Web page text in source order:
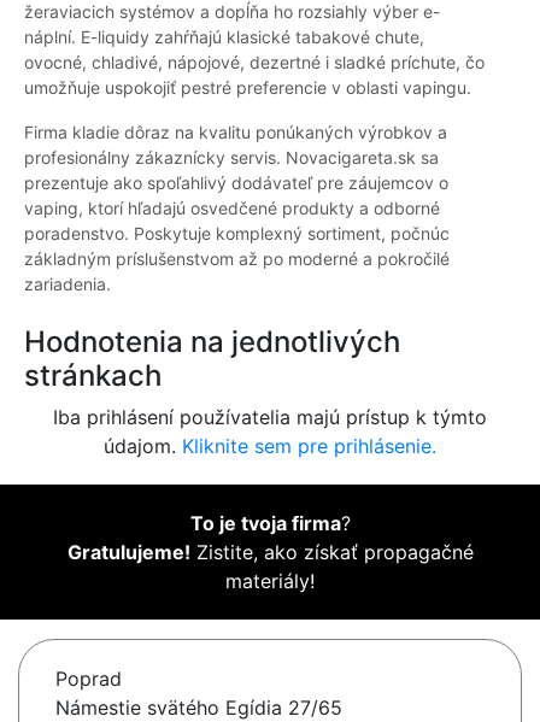
žeraviacich systémov a dopĺňa ho rozsiahly výber e-
náplní. E-liquidy zahŕňajú klasické tabakové chute,
ovocné, chladivé, nápojové, dezertné i sladké príchute, čo
umožňuje uspokojiť pestré preferencie v oblasti vapingu.
Firma kladie dôraz na kvalitu ponúkaných výrobkov a
profesionálny zákaznícky servis. Novacigareta.sk sa
prezentuje ako spoľahlivý dodávateľ pre záujemcov o
vaping, ktorí hľadajú osvedčené produkty a odborné
poradenstvo. Poskytuje komplexný sortiment, počnúc
základným príslušenstvom až po moderné a pokročilé
zariadenia.
Hodnotenia na jednotlivých
stránkach
Iba prihlásení používatelia majú prístup k týmto
údajom. Kliknite sem pre prihlásenie.
To je tvoja firma?
Gratulujeme! Zistite, ako získať propagačné
materiály!
Poprad
Námestie svätého Egídia 27/65